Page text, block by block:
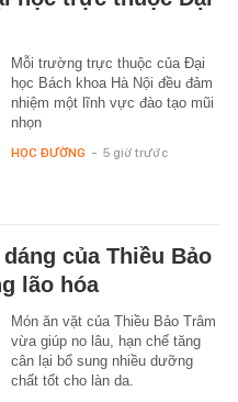
Mỗi trường trực thuộc của Đại
học Bách khoa Hà Nội đều đảm
nhiệm một lĩnh vực đào tạo mũi
nhọn
HỌC ĐƯỜNG - 5 giờ trước
của Thiều Bảo
lão hóa
Món ăn vặt của Thiều Bảo Trâm
vừa giúp no lâu, hạn chế tăng
cân lại bổ sung nhiều dưỡng
chất tốt cho làn da.